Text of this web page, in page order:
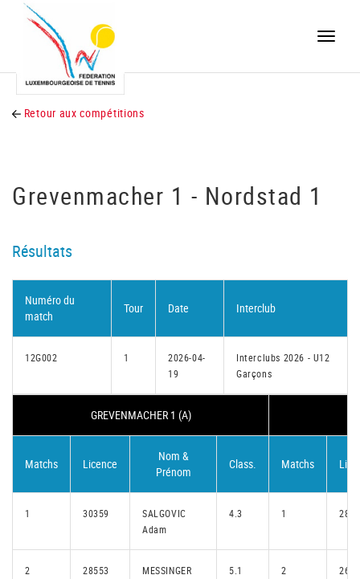
Toggle
Retour aux compétitions
Grevenmacher 1 - Nordstad 1
Résultats
Numéro du
match
Tour Date Interclub
12G002 1
2026-04-
19
Interclubs 2026 - U12
Garçons
GREVENMACHER 1 (A)
Matchs Licence
Nom &
Prénom
Class. Matchs
1 30359
SALGOVIC
Adam
4.3 1
2 28553
MESSINGER
5.1 2